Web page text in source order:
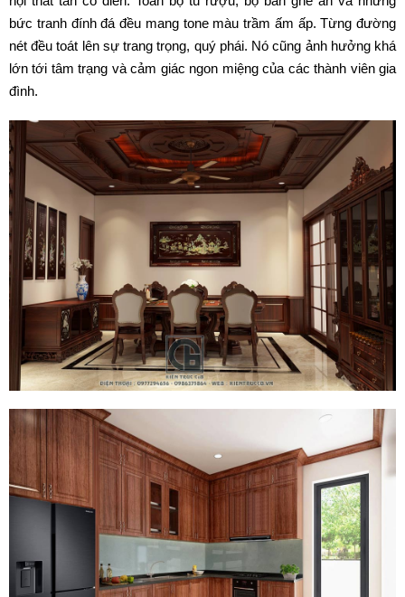
bức tranh đính đá đều mang tone màu trầm ấm ấp. Từng đường
nét đều toát lên sự trang trọng, quý phái. Nó cũng ảnh hưởng khá
lớn tới tâm trạng và cảm giác ngon miệng của các thành viên gia
đình.